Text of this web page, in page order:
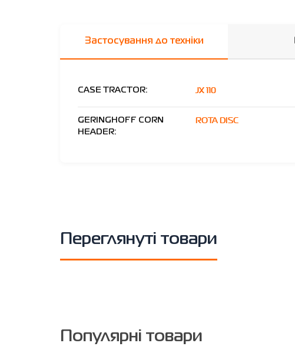
Застосування до техніки
CASE TRACTOR: JX 110
GERINGHOFF CORN
HEADER:
ROTA DISC
Переглянуті товари
Популярні товари